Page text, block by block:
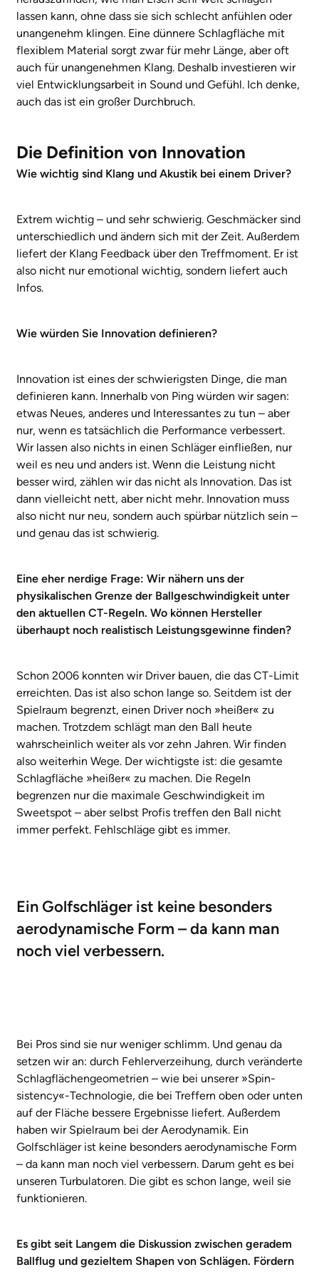
lassen kann, ohne dass sie sich schlecht anfühlen oder
unangenehm klingen. Eine dünnere Schlagfläche mit
flexiblem Material sorgt zwar für mehr Länge, aber oft
auch für unangenehmen Klang. Deshalb investieren wir
viel Entwicklungsarbeit in Sound und Gefühl. Ich denke,
auch das ist ein großer Durchbruch.
Die Definition von Innovation
Wie wichtig sind Klang und Akustik bei einem Driver?
Extrem wichtig – und sehr schwierig. Geschmäcker sind
unterschiedlich und ändern sich mit der Zeit. Außerdem
liefert der Klang Feedback über den Treffmoment. Er ist
also nicht nur emotional wichtig, sondern liefert auch
Infos.
Wie würden Sie Innovation definieren?
Innovation ist eines der schwierigsten Dinge, die man
definieren kann. Innerhalb von Ping würden wir sagen:
etwas Neues, anderes und Interessantes zu tun – aber
nur, wenn es tatsächlich die Performance verbessert.
Wir lassen also nichts in einen Schläger einfließen, nur
weil es neu und anders ist. Wenn die Leistung nicht
besser wird, zählen wir das nicht als Innovation. Das ist
dann vielleicht nett, aber nicht mehr. Innovation muss
also nicht nur neu, sondern auch spürbar nützlich sein –
und genau das ist schwierig.
Eine eher nerdige Frage: Wir nähern uns der
physikalischen Grenze der Ballgeschwindigkeit unter
den aktuellen CT-Regeln. Wo können Hersteller
überhaupt noch realistisch Leistungsgewinne finden?
Schon 2006 konnten wir Driver bauen, die das CT-Limit
erreichten. Das ist also schon lange so. Seitdem ist der
Spielraum begrenzt, einen Driver noch »heißer« zu
machen. Trotzdem schlägt man den Ball heute
wahrscheinlich weiter als vor zehn Jahren. Wir finden
also weiterhin Wege. Der wichtigste ist: die gesamte
Schlagfläche »heißer« zu machen. Die Regeln
begrenzen nur die maximale Geschwindigkeit im
Sweetspot – aber selbst Profis treffen den Ball nicht
immer perfekt. Fehlschläge gibt es immer.
Ein Golfschläger ist keine besonders
aerodynamische Form – da kann man
noch viel verbessern.
Bei Pros sind sie nur weniger schlimm. Und genau da
setzen wir an: durch Fehlerverzeihung, durch veränderte
Schlagflächengeometrien – wie bei unserer »Spin­
sistency«-Technologie, die bei Treffern oben oder unten
auf der Fläche bessere Ergebnisse liefert. Außerdem
haben wir Spielraum bei der Aerodynamik. Ein
Golfschläger ist keine besonders aerodynamische Form
– da kann man noch viel verbessern. Darum geht es bei
unseren Turbulatoren. Die gibt es schon lange, weil sie
funktionieren.
Es gibt seit Langem die Diskussion zwischen geradem
Ballflug und gezieltem Shapen von Schlägen. Fördern